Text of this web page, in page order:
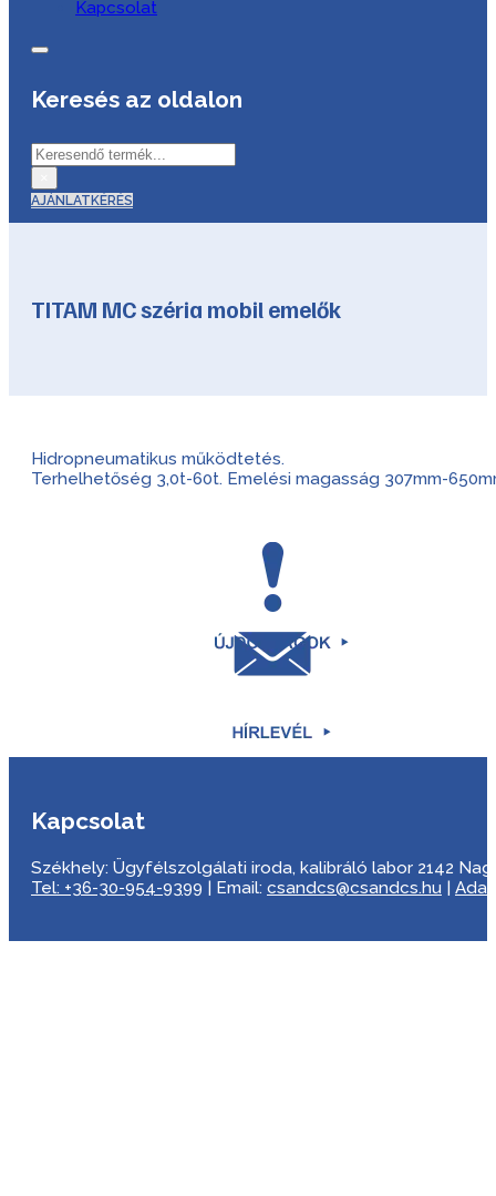
Kapcsolat
Keresés az oldalon
Keresés
AJÁNLATKÉRÉS
TITAM MC széria mobil emelők
Hidropneumatikus működtetés.
Terhelhetőség 3,0t-60t. Emelési magasság 307mm-
Kapcsolat
Székhely: Ügyfélszolgálati iroda, kalibráló labor 2142
Tel: +36-30-954-9399 | Email: csandcs@csandcs.hu |